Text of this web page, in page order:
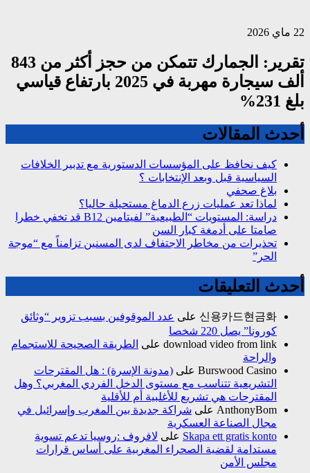
22 ماي 2026
تقرير: الجمارك تتمكن من حجز أكثر من 843
ألف سيجارة مهربة في 2025 بارتفاع قياسي
بلغ 231%
أحدث المقالات
كيف نحافظ على المؤسسات الدستورية مع تدبير الخلافات
السياسية قبل وبعد الإنتخابات ؟
بلاغ صحفي
لماذا تعد عمليات زرع الدماغ مستحيلة حاليا؟
دراسة: المستويات “الطبيعية” لفيتامين B12 قد تخفي خطرا
صامتا على أدمغة كبار السن
تحذيرات من مخاطر الاجتفاف لدى المسنين تزامناً مع “موجة
الحر”
أحدث التعليقات
신용카드현금화 على عدد الموقوفين بسبب تزوير “وثائق
كورونا” يصل 220 شخصا
download video from link على الطريقة الصحيحة للاستجمام
والراحة
Burswood Casino على (مدونة الإسرة) : هل المقترحات
التشريعية تتناسب مع مستوى الدخل الفردي المغربي؟ وهل
المقترحات هي تشريع للأغلبية أم للأقلية
AnthonyBom على شراكة جديدة بين المغرب وإسرائيل في
مجال الصناعة العسكرية
Skapa ett gratis konto على لافروف :روسيا تدعم تسوية
مستدامة لقضية الصحراء المغربية على أساس قرارات
مجلس الأمن